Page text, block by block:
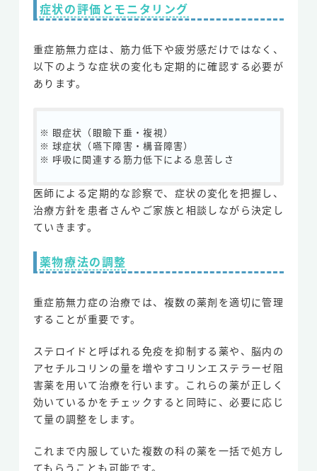
症状の評価とモニタリング
重症筋無力症は、筋力低下や疲労感だけではなく、
以下のような症状の変化も定期的に確認する必要が
あります。
眼症状（眼瞼下垂・複視）
球症状（嚥下障害・構音障害）
呼吸に関連する筋力低下による息苦しさ
医師による定期的な診察で、症状の変化を把握し、
治療方針を患者さんやご家族と相談しながら決定し
ていきます。
薬物療法の調整
重症筋無力症の治療では、複数の薬剤を適切に管理
することが重要です。
ステロイドと呼ばれる免疫を抑制する薬や、脳内の
アセチルコリンの量を増やすコリンエステラーゼ阻
害薬を用いて治療を行います。これらの薬が正しく
効いているかをチェックすると同時に、必要に応じ
て量の調整をします。
これまで内服していた複数の科の薬を一括で処方し